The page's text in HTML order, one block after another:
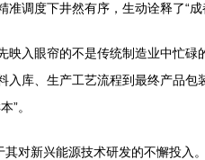
调度下井然有序，生动诠释了“成
映入眼帘的不是传统制造业中忙
入库、生产工艺流程到最终产品
”。
其对新兴能源技术研发的不懈投